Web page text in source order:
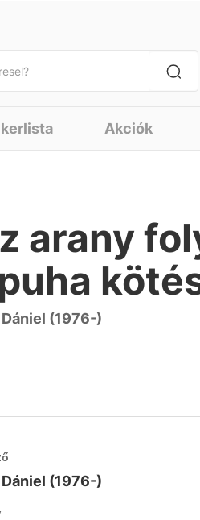
Akciók
arany
(1976-)
(1976-)